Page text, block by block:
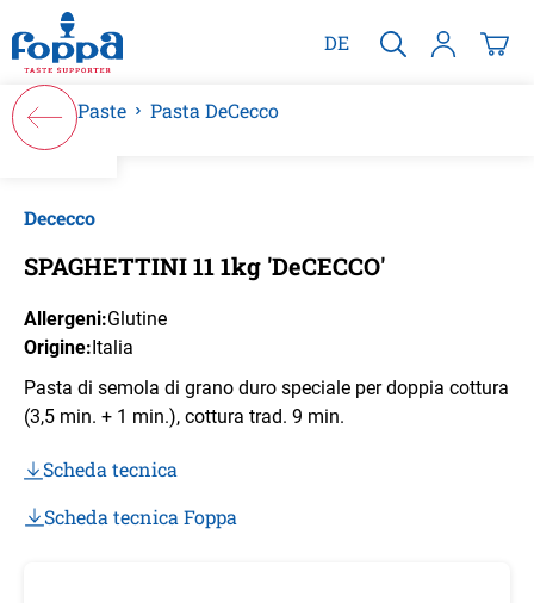
principale
DE
Paste Pasta DeCecco
Dececco
SPAGHETTINI 11 1kg 'DeCECCO'
Allergeni:Glutine
Origine:Italia
Pasta di semola di grano duro speciale per doppia cottura
(3,5 min. + 1 min.), cottura trad. 9 min.
Scheda tecnica
Scheda tecnica Foppa